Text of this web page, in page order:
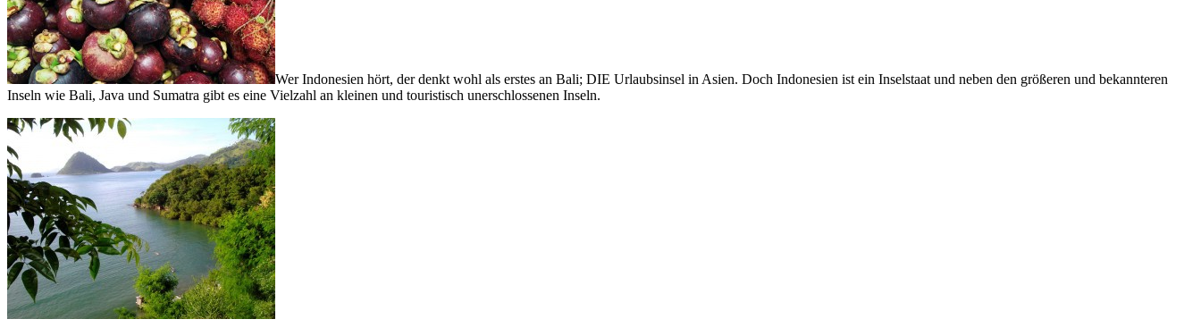
Wer Indonesien hört, der denkt wohl als erstes an Bali; DIE Urlaubsinsel in Asien. Doch Indonesien ist ein Inselstaat und neben den größeren und bekannteren
Inseln wie Bali, Java und Sumatra gibt es eine Vielzahl an kleinen und touristisch unerschlossenen Inseln.